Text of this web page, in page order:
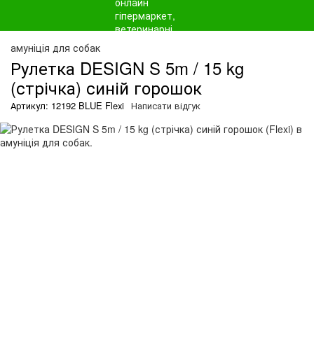
амуніція для собак
Рулетка DESIGN S 5m / 15 kg
(стрічка) синій горошок
Артикул: 12192 BLUE Flexi Написати відгук